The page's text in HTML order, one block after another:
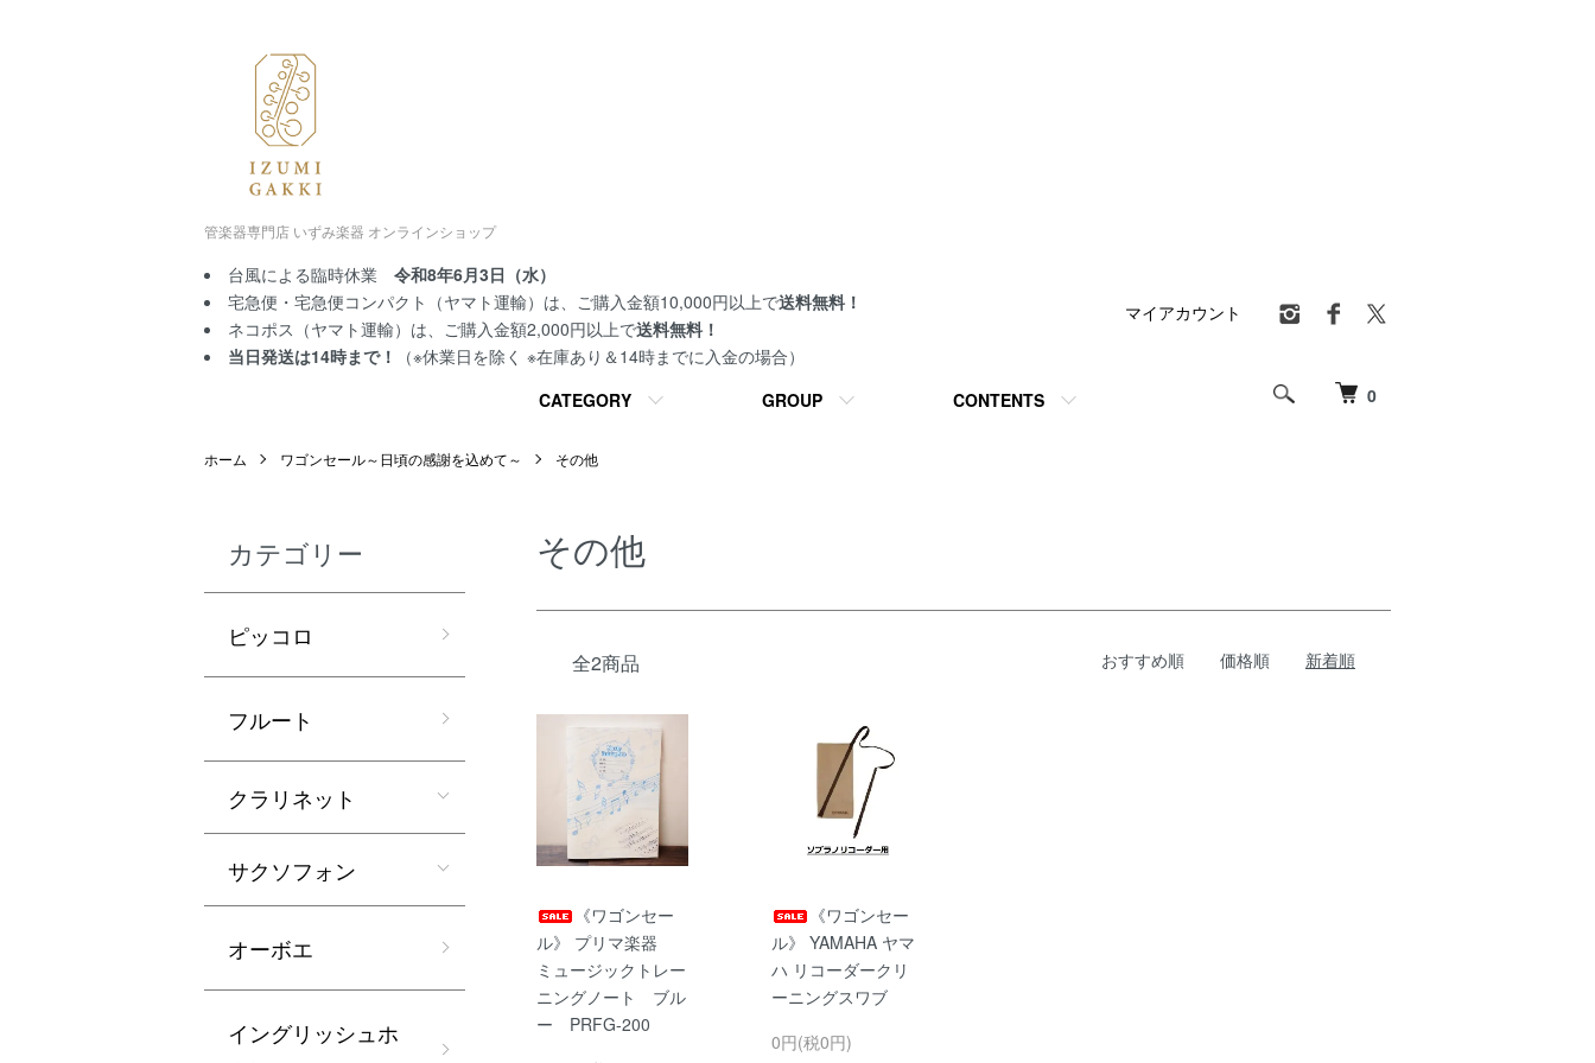
管楽器専門店 いずみ楽器 オンラインショップ
台風による臨時休業 令和8年6月3日（水）
宅急便・宅急便コンパクト（ヤマト運輸）は、ご購入金額10,000円以上で送料無料！
ネコポス（ヤマト運輸）は、ご購入金額2,000円以上で送料無料！
当日発送は14時まで！
（※休業日を除く ※在庫あり＆14時までに入金の場合）
0
CATEGORY GROUP CONTENTS
マイアカウント
ホーム ワゴンセール～日頃の感謝を込めて～ その他
その他
全2商品 おすすめ順 価格順 新着順
《ワゴンセー
ル》 プリマ楽器
ミュージックトレー
ニングノート ブル
ー PRFG-200
《ワゴンセー
ル》 YAMAHA ヤマ
ハ リコーダークリ
ーニングスワブ
0円(税0円)
カテゴリー
ピッコロ
フルート
クラリネット
サクソフォン
オーボエ
イングリッシュホ